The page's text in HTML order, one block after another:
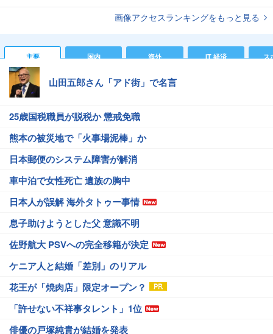
画像アクセスランキングをもっと見る
主要 国内 海外 IT 経済 ス
山田五郎さん「アド街」で名言
25歳国税職員が脱税か 懲戒免職
熊本の被災地で「火事場泥棒」か
日本郵便のシステム障害が解消
車中泊で女性死亡 遺族の胸中
日本人が誤解 海外タトゥー事情
息子助けようとした父 意識不明
佐野航大 PSVへの完全移籍が決定
ケニア人と結婚「差別」のリアル
花王が「焼肉店」限定オープン？
「許せない不祥事タレント」1位
俳優の戸塚純貴が結婚を発表